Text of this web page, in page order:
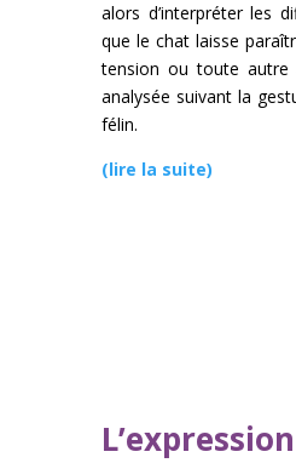
alors d’interpréter les
que le chat laisse
tension ou toute autre
analysée suivant la
félin.
(lire la suite)